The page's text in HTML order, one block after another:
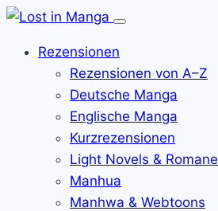
Menü
Rezensionen
Rezensionen von A–Z
Deutsche Manga
Englische Manga
Kurzrezensionen
Light Novels & Romane
Manhua
Manhwa & Webtoons